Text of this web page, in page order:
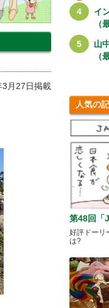
3月27日掲載
イ
（
山
（
人気の
第48回「
好評ドーリ
は?